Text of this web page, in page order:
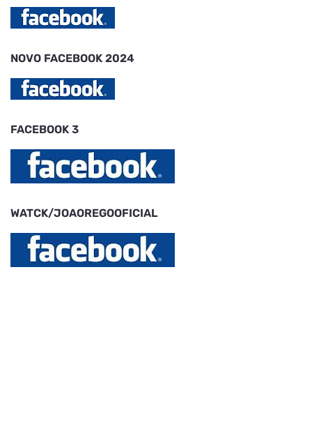
NOVO FACEBOOK 2024
FACEBOOK 3
WATCK/JOAOREGOOFICIAL